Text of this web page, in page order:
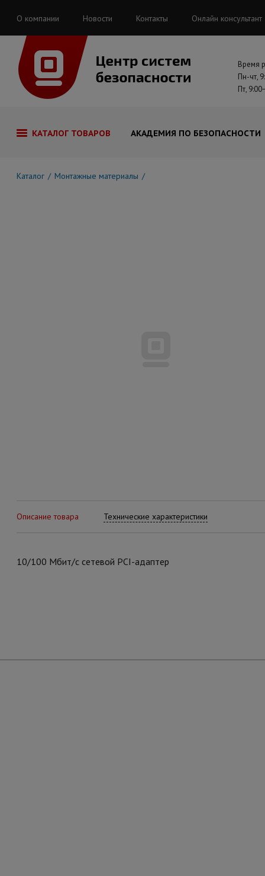
О компании Новости Контакты Онлайн консультант
Время
Пн-чт,
Пт,
КАТАЛОГ ТОВАРОВ АКАДЕМИЯ ПО БЕЗОПАСНОСТИ
Каталог Монтажные материалы
Описание товара Технические характеристики
10/100 Мбит/с сетевой PCI-адаптер